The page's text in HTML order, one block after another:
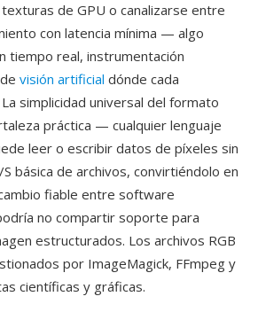
de GPU o canalizarse entre
con latencia mínima — algo
tiempo real, instrumentación
visión artificial dónde cada
simplicidad universal del formato
práctica — cualquier lenguaje
leer o escribir datos de píxeles sin
básica de archivos, convirtiéndolo en
fiable entre software
no compartir soporte para
estructurados. Los archivos RGB
por ImageMagick, FFmpeg y
científicas y gráficas.